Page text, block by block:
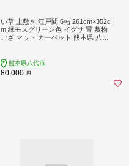
い草 上敷き 江戸間 6帖 261cm×352c
m 縁モスグリーン色 イグサ 畳 敷物
ござ マット カーペット 熊本県 八代
熊本県八代市
80,000 円